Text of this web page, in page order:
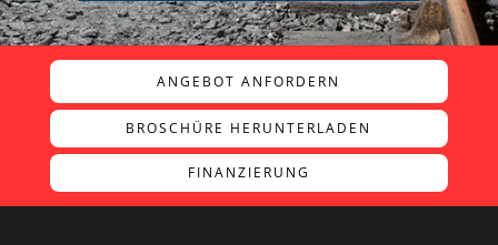
ANGEBOT ANFORDERN
BROSCHÜRE HERUNTERLADEN
FINANZIERUNG